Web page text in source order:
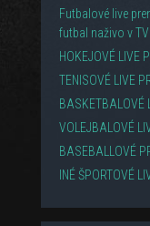
Futbalové live
futbal naživo v
HOKEJOVÉ LIVE
TENISOVÉ LIVE
BASKETBALOVÉ
VOLEJBALOVÉ
BASEBALLOVÉ
INÉ ŠPORTOVÉ